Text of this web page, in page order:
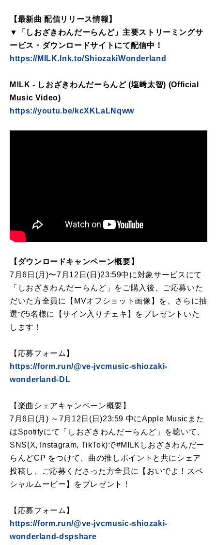
【最新曲 配信リリース情報】
▼「しおざきわんだーらんど」主要ストリーミングサ
ービス・ダウンロードサイトにて配信中！
https://MILK.lnk.to/ShiozakiWonderland
M!LK - しおざきわんだーらんど (塩﨑太智) (Official
Music Video)
https://youtu.be/kcXKLaLNqww
【ダウンロードキャンペーン概要】
7月6日(月)〜7月12日(日)23:59中に対象サービスにて
「しおざきわんだーらんど」をご購入後、ご応募いた
だいた方全員に【MVオフショット画像】を、さらに抽
選で5名様に【サイン入りチェキ】をプレゼントいた
します！
【応募フォーム】
https://form.run/@ve-jvcmusic-shiozaki-
wonderland-DL
【楽曲シェアキャンペーン概要】
7月6日(月) ～7月12日(日)23:59 中にApple Musicまた
はSpotifyにて「しおざきわんだーらんど」を聴いて、
SNS(X, Instagram, TikTok)で#MILKしおざきわんだー
らんどCP をつけて、曲の推しポイントと共にシェア
投稿し、ご応募くださった方全員に【おいでよ！スペ
シャルムービー】をプレゼント！
【応募フォーム】
https://form.run/@ve-jvcmusic-shiozaki-
wonderland-dspshare